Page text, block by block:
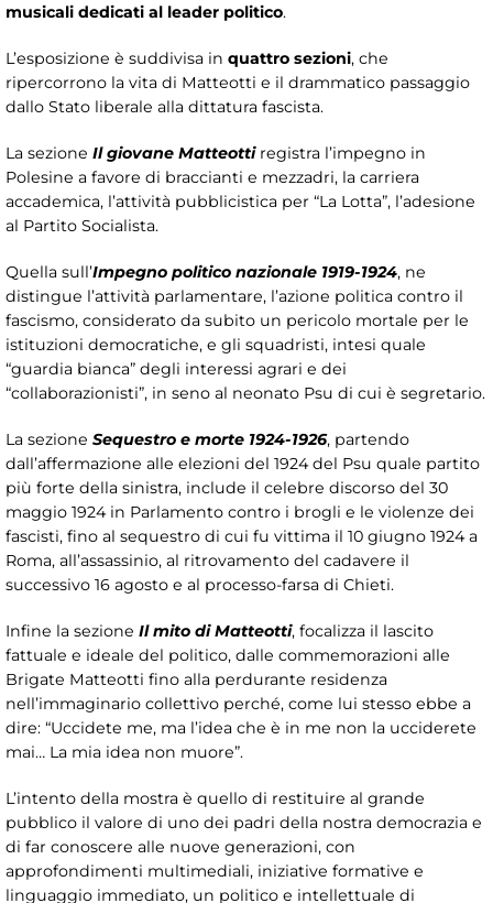
musicali dedicati al leader politico.
L’esposizione è suddivisa in quattro sezioni, che
ripercorrono la vita di Matteotti e il drammatico passaggio
dallo Stato liberale alla dittatura fascista.
La sezione Il giovane Matteottiregistra l’impegno in
Polesine a favore di braccianti e mezzadri, la carriera
accademica, l’attività pubblicistica per “La Lotta”, l’adesione
al Partito Socialista.
Quella sull’Impegno politico nazionale 1919-1924, ne
distingue l’attività parlamentare, l’azione politica contro il
fascismo, considerato da subito un pericolo mortale per le
istituzioni democratiche, e gli squadristi, intesi quale
“guardia bianca” degli interessi agrari e dei
“collaborazionisti”, in seno al neonato Psu di cui è segretario.
La sezione Sequestro e morte 1924-1926, partendo
dall’affermazione alle elezioni del 1924 del Psu quale partito
più forte della sinistra, include il celebre discorso del 30
maggio 1924 in Parlamento contro i brogli e le violenze dei
fascisti, fino al sequestro di cui fu vittima il 10 giugno 1924 a
Roma, all’assassinio, al ritrovamento del cadavere il
successivo 16 agosto e al processo-farsa di Chieti.
Infine la sezione Il mito di Matteotti, focalizza il lascito
fattuale e ideale del politico, dalle commemorazioni alle
Brigate Matteotti fino alla perdurante residenza
nell’immaginario collettivo perché, come lui stesso ebbe a
dire: “Uccidete me, ma l’idea che è in me non la ucciderete
mai… La mia idea non muore”.
L’intento della mostra è quello di restituire al grande
pubblico il valore di uno dei padri della nostra democrazia e
di far conoscere alle nuove generazioni, con
approfondimenti multimediali, iniziative formative e
linguaggio immediato, un politico e intellettuale di